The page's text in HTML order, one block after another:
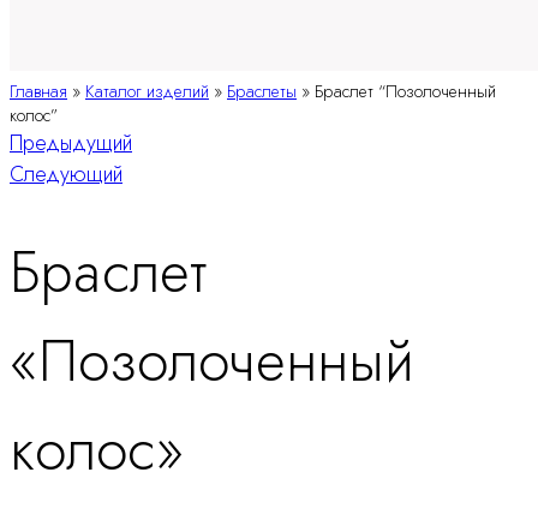
Главная » Каталог изделий » Браслеты » Браслет “Позолоченный
колос”
Навигация
продукту
Предыдущий
Следующий
Браслет
«Позолоченный
колос»